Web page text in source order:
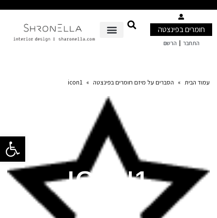
פתח
חומרים בפינצטה
התחבר | הרשם
עמוד הבית » הסברים על מיזם חומרים בפינצטה »
icon1
ICON1